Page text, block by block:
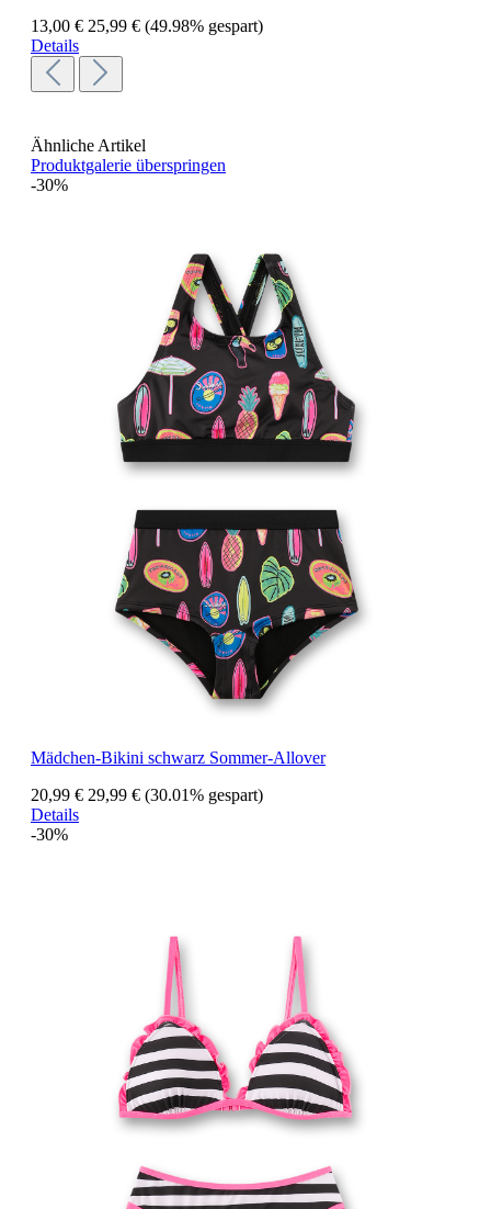
13,00 € 25,99 € (49.98% gespart)
Details
Ähnliche Artikel
Produktgalerie überspringen
-30%
Mädchen-Bikini schwarz Sommer-Allover
20,99 € 29,99 € (30.01% gespart)
Details
-30%